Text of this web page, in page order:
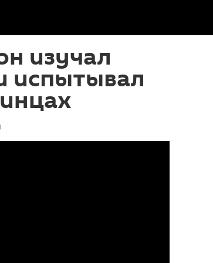
изучал
испытывал